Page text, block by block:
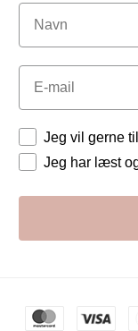
Navn
Email
Tilladelser
Jeg vil gerne
Jeg har læst